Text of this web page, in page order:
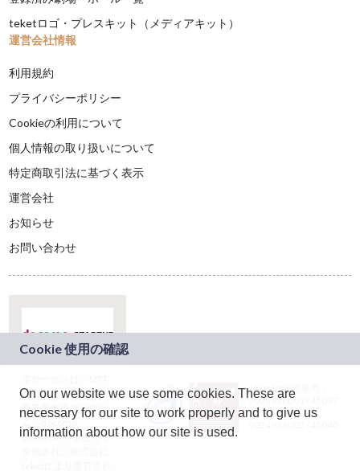
teketロゴ・プレスキット（メディアキット）
運営会社情報
利用規約
プライバシーポリシー
Cookieの利用について
個人情報の取り扱いについて
特定商取引法に基づく表示
運営会社
お知らせ
お問い合わせ
ドコモグループの新
規事業創出プログラ
ム「docomo
STARTUP」を通じて
JASRAC許諾番号：
9024936001Y45037
JASRAC許諾番号：
On our website we use some cookies. These are
necessary for our site to work properly and to give us
information about how our site is used.